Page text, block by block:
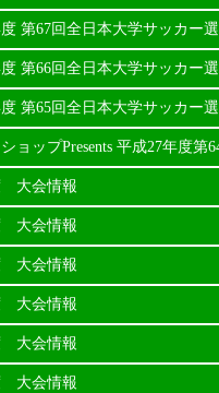
第67回全日本大学サッカー
第66回全日本大学サッカー
第65回全日本大学サッカー
ョップPresents 平成27年度
大会情報
大会情報
大会情報
大会情報
大会情報
大会情報